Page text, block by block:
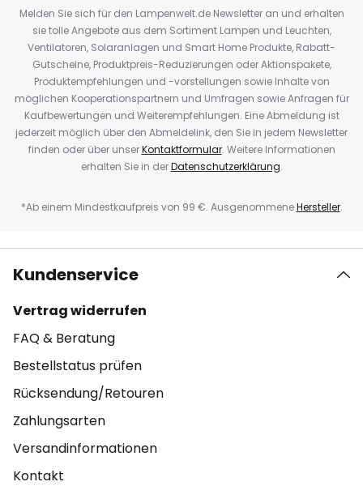
Melden Sie sich für den Lampenwelt.de Newsletter an und erhalten
sie tolle Angebote aus dem Sortiment Lampen und Leuchten,
Ventilatoren, Solaranlagen und Smart Home Produkte, Rabatt-
Gutscheine, Produktpreis-Reduzierungen oder Aktionspakete,
Produktempfehlungen und -vorstellungen sowie Inhalte von
möglichen Kooperationspartnern und Umfragen sowie Anfragen für
Kaufbewertungen und Weiterempfehlungen. Eine Abmeldung ist
jederzeit möglich über den Abmeldelink, den Sie in jedem Newsletter
finden oder über unserKontaktformular. Weitere Informationen
erhalten Sie in derDatenschutzerklärung.
*Ab einem Mindestkaufpreis von 99 €. AusgenommeneHersteller.
Kundenservice
Vertrag widerrufen
FAQ & Beratung
Bestellstatus prüfen
Rücksendung/Retouren
Zahlungsarten
Versandinformationen
Kontakt